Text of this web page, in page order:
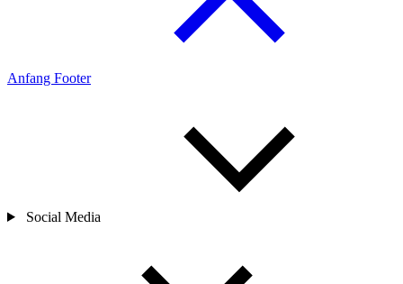
Anfang Footer
Social Media